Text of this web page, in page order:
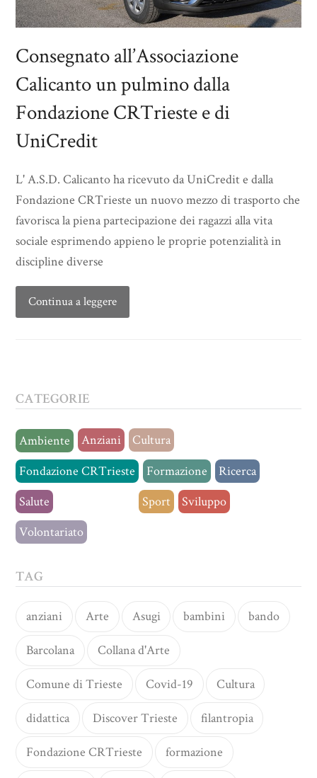
Consegnato all’Associazione
Calicanto un pulmino dalla
Fondazione CRTrieste e di
UniCredit
L' A.S.D. Calicanto ha ricevuto da UniCredit e dalla
Fondazione CRTrieste un nuovo mezzo di trasporto che
favorisca la piena partecipazione dei ragazzi alla vita
sociale esprimendo appieno le proprie potenzialità in
discipline diverse
Continua a leggere
CATEGORIE
Ambiente Anziani
Cultura
Fondazione CRTrieste
Formazione
Ricerca
Salute
Sport
Sviluppo
Volontariato
TAG
anziani Arte Asugi bambini bando
Barcolana Collana d'Arte
Comune di Trieste Covid-19 Cultura
didattica Discover Trieste filantropia
Fondazione CRTrieste formazione